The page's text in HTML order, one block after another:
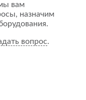
вам
назначим
вопрос.